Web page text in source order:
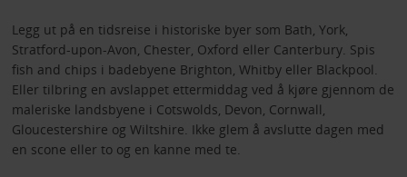
Legg ut på en tidsreise i historiske byer som Bath, York,
Stratford-upon-Avon, Chester, Oxford eller Canterbury. Spis
fish and chips i badebyene Brighton, Whitby eller Blackpool.
Eller tilbring en avslappet ettermiddag ved å kjøre gjennom de
maleriske landsbyene i Cotswolds, Devon, Cornwall,
Gloucestershire og Wiltshire. Ikke glem å avslutte dagen med
en scone eller to og en kanne med te.